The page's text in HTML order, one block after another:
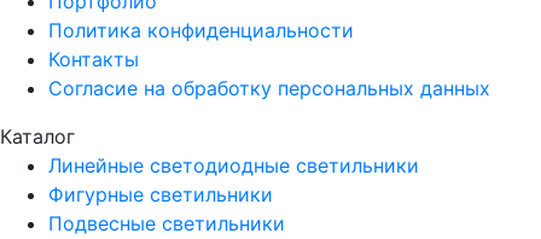
Политика конфиденциальности
Контакты
Согласие на обработку персональных данных
Каталог
Линейные светодиодные светильники
Фигурные светильники
Подвесные светильники